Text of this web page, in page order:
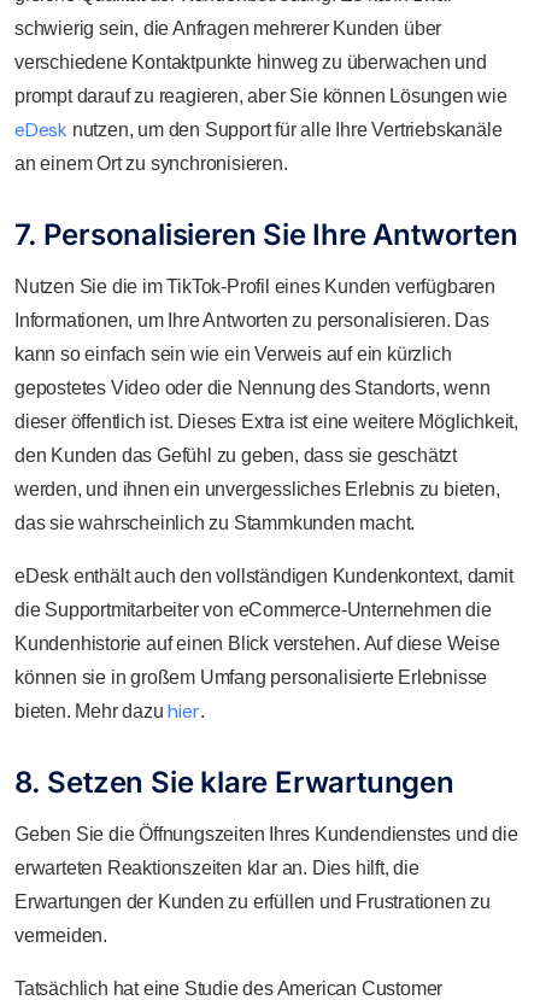
schwierig sein, die Anfragen mehrerer Kunden über
verschiedene Kontaktpunkte hinweg zu überwachen und
prompt darauf zu reagieren, aber Sie können Lösungen wie
eDesk nutzen, um den Support für alle Ihre Vertriebskanäle
an einem Ort zu synchronisieren.
7. Personalisieren Sie Ihre Antworten
Nutzen Sie die im TikTok-Profil eines Kunden verfügbaren
Informationen, um Ihre Antworten zu personalisieren. Das
kann so einfach sein wie ein Verweis auf ein kürzlich
gepostetes Video oder die Nennung des Standorts, wenn
dieser öffentlich ist. Dieses Extra ist eine weitere Möglichkeit,
den Kunden das Gefühl zu geben, dass sie geschätzt
werden, und ihnen ein unvergessliches Erlebnis zu bieten,
das sie wahrscheinlich zu Stammkunden macht.
eDesk enthält auch den vollständigen Kundenkontext, damit
die Supportmitarbeiter von eCommerce-Unternehmen die
Kundenhistorie auf einen Blick verstehen. Auf diese Weise
können sie in großem Umfang personalisierte Erlebnisse
bieten. Mehr dazuhier.
8. Setzen Sie klare Erwartungen
Geben Sie die Öffnungszeiten Ihres Kundendienstes und die
erwarteten Reaktionszeiten klar an. Dies hilft, die
Erwartungen der Kunden zu erfüllen und Frustrationen zu
vermeiden.
Tatsächlich hat eine Studie des American Customer